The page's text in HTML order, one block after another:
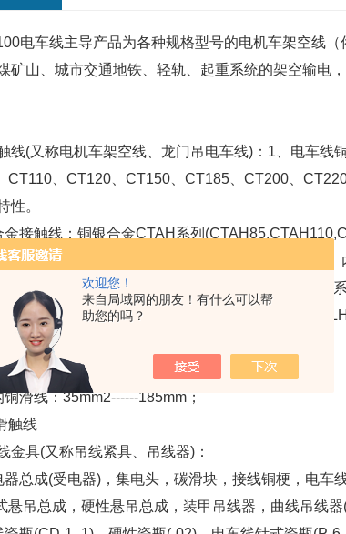
欢迎您！
来自局域网的朋友！有什么可以帮
助您的吗？
电车线主导产品为各种规格型号的电机车架空线
矿山、城市交通地铁、轻轨、起重系统的架空输电
线(又称电机车架空线、龙门吊电车线)：1、电车线
CT110、CT120、CT150、CT185、CT200、
性。
金接触线：铜银合金CTAH系列
CTMH系列(CTMH110,CTMH120,CTMH150)； 3
； 4、外露式钢铝复合电车线: CGLW
电车线: CGLHD系列
CLHA 200)；
铜滑线：Ф6mm------Ф30mm；
滑线：35mm2------185mm；
触线
金具(又称吊线紧具、吊线器)：
器总成(受电器)，集电头，碳滑块，接线铜梗，电车
悬吊总成，硬性悬吊总成，装甲吊线器，曲线吊线